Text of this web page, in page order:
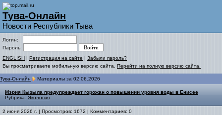
Тува-Онлайн
Новости Республики Тыва
Логин:
Пароль:
ENGLISH | Регистрация на сайте | Забыли пароль?
Вы просматриваете мобильную версию сайта. Перейти на полную версию сайта.
Тува-Онлайн Материалы за 02.06.2026
Мэрия Кызыла предупреждает горожан о повышении уровня воды в Енисее
Рубрика: Экология
2 июня 2026 г. | Просмотров: 1672 | Комментариев: 0